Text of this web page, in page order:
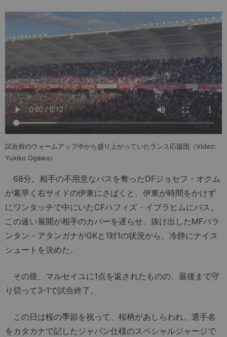
試合前のウォームアップ中から盛り上がっていたランス応援団（Video:
Yukiko Ogawa）
68分、相手の不用意なパスを奪ったDFジョセフ・オクム
が素早く右サイドの伊東にさばくと、伊東が時間をかけず
にワンタッチで中にいたCFハフィズ・イブラヒムにパス。
この速い展開が相手のカバーを遅らせ、抜け出したMFバラ
ンタン・アタンガナがGKと1対1の状況から、冷静にナイス
シュートを決めた。
その後、マルセイユに1点を返されたものの、最後まで守
り切って3-1で試合終了。
この日は桜の季節を祝って、桜柄があしらわれ、選手名
をカタカナで記したジャパン仕様のスペシャルジャージで